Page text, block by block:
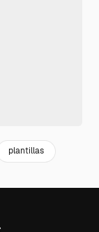
plantillas